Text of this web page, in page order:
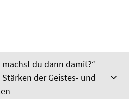
machst du dann damit?“ –
der Geistes- und